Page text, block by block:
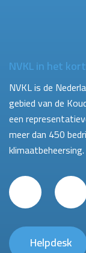
NVKL in het kort
NVKL is de
gebied van de
een
meer dan 450
klimaatbeheersing.
Helpdesk